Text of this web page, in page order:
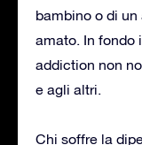
bambino o di
amato. In fondo
addiction non
e agli altri.
Chi soffre la